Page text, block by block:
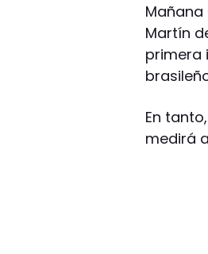
Martín
primera
En
medirá